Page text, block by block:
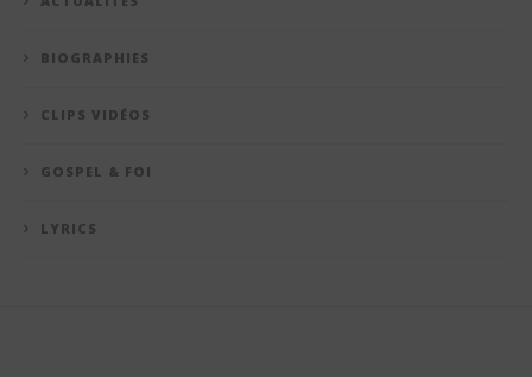
BIOGRAPHIES
CLIPS VIDÉOS
GOSPEL & FOI
LYRICS